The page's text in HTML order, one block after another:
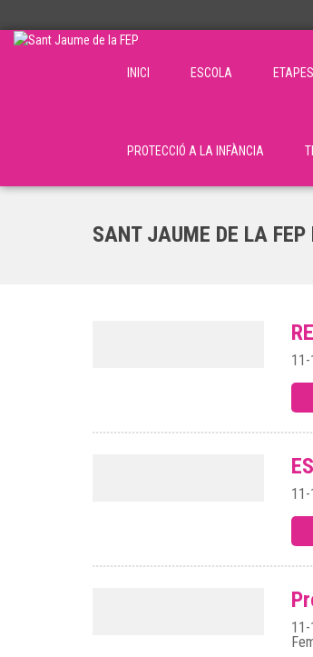
INICI ESCOLA ETAPES
PROTECCIÓ A LA INFÀNCIA
SANT JAUME DE LA FEP